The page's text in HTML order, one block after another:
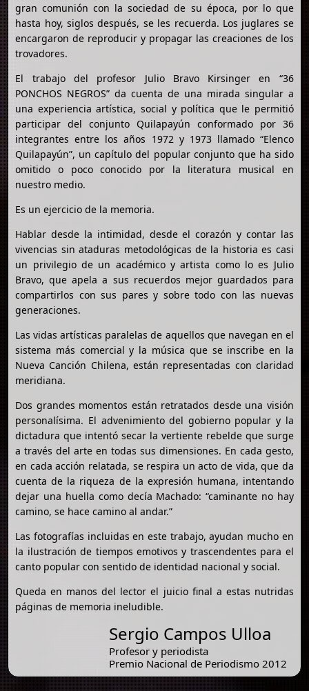
gran comunión con la sociedad de su época, por lo que
hasta hoy, siglos después, se les recuerda. Los juglares se
encargaron de reproducir y propagar las creaciones de los
trovadores.
El trabajo del profesor Julio Bravo Kirsinger en “36
PONCHOS NEGROS” da cuenta de una mirada singular a
una experiencia artística, social y política que le permitió
participar del conjunto Quilapayún conformado por 36
integrantes entre los años 1972 y 1973 llamado “Elenco
Quilapayún”, un capítulo del popular conjunto que ha sido
omitido o poco conocido por la literatura musical en
nuestro medio.
Es un ejercicio de la memoria.
Hablar desde la intimidad, desde el corazón y contar las
vivencias sin ataduras metodológicas de la historia es casi
un privilegio de un académico y artista como lo es Julio
Bravo, que apela a sus recuerdos mejor guardados para
compartirlos con sus pares y sobre todo con las nuevas
generaciones.
Las vidas artísticas paralelas de aquellos que navegan en el
sistema más comercial y la música que se inscribe en la
Nueva Canción Chilena, están representadas con claridad
meridiana.
Dos grandes momentos están retratados desde una visión
personalísima. El advenimiento del gobierno popular y la
dictadura que intentó secar la vertiente rebelde que surge
a través del arte en todas sus dimensiones. En cada gesto,
en cada acción relatada, se respira un acto de vida, que da
cuenta de la riqueza de la expresión humana, intentando
dejar una huella como decía Machado: “caminante no hay
camino, se hace camino al andar.”
Las fotografías incluidas en este trabajo, ayudan mucho en
la ilustración de tiempos emotivos y trascendentes para el
canto popular con sentido de identidad nacional y social.
Queda en manos del lector el juicio final a estas nutridas
páginas de memoria ineludible.
Sergio Campos Ulloa
Profesor y periodista
Premio Nacional de Periodismo 2012